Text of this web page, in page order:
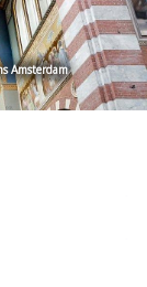
Amsterdam